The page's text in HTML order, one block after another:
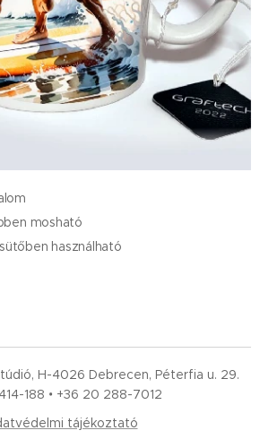
mosható
használható
H-4026 Debrecen, Péterfia u. 29.
414-188 • +36 20 288-7012
tájékoztató